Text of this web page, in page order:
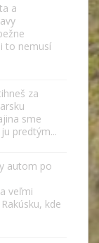
a
to nemusí
za
sme
predtým...
autom po
veľmi
kde